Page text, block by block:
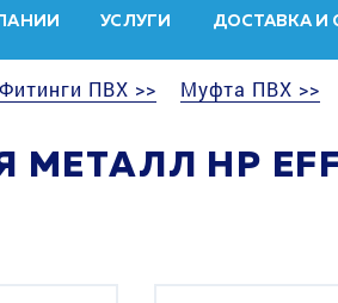
УСЛУГИ ДОСТАВКА И
Фитинги ПВХ >> Муфта ПВХ >>
НР